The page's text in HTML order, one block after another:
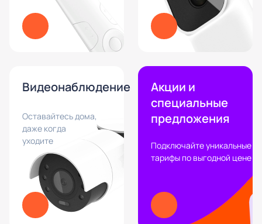
Видеонаблюдение
Оставайтесь дома,
даже когда
уходите
Акции и
специальные
предложения
Подключайте уникальные
тарифы по выгодной цене